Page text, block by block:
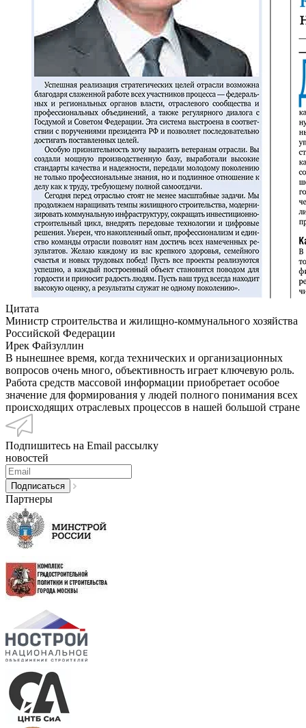
Цитата
Министр строительства и жилищно-коммунального хозяйства
Российской Федерации
Ирек Файзуллин
В нынешнее время, когда технических и организационных
вопросов очень много, объективность играет ключевую роль.
Работа средств массовой информации приобретает особое
значение для формирования у людей полного понимания всех
происходящих отраслевых процессов в нашей большой стране
Подпишитесь на Email рассылку
новостей
Партнеры